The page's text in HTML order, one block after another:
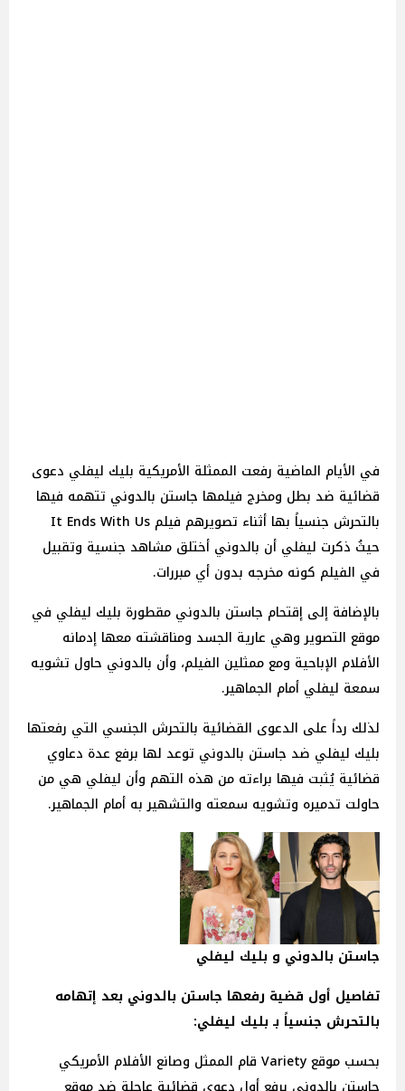
في الأيام الماضية رفعت الممثلة الأمريكية بليك ليفلي دعوى
قضائية ضد بطل ومخرج فيلمها جاستن بالدوني تتهمه فيها
بالتحرش جنسياً بها أثناء تصويرهم فيلم It Ends With Us
حيثُ ذكرت ليفلي أن بالدوني أختلق مشاهد جنسية وتقبيل
في الفيلم كونه مخرجه بدون أي مبررات.
بالإضافة إلى إقتحام جاستن بالدوني مقطورة بليك ليفلي في
موقع التصوير وهي عارية الجسد ومناقشته معها إدمانه
الأفلام الإباحية ومع ممثلين الفيلم، وأن بالدوني حاول تشويه
سمعة ليفلي أمام الجماهير.
لذلك رداً على الدعوى القضائية بالتحرش الجنسي التي رفعتها
بليك ليفلي ضد جاستن بالدوني توعد لها برفع عدة دعاوي
قضائية يُثبت فيها براءته من هذه التهم وأن ليفلي هي من
حاولت تدميره وتشويه سمعته والتشهير به أمام الجماهير.
جاستن بالدوني و بليك ليفلي
تفاصيل أول قضية رفعها جاستن بالدوني بعد إتهامه
بالتحرش جنسياً بـ بليك ليفلي:
بحسب موقع Variety قام الممثل وصانع الأفلام الأمريكي